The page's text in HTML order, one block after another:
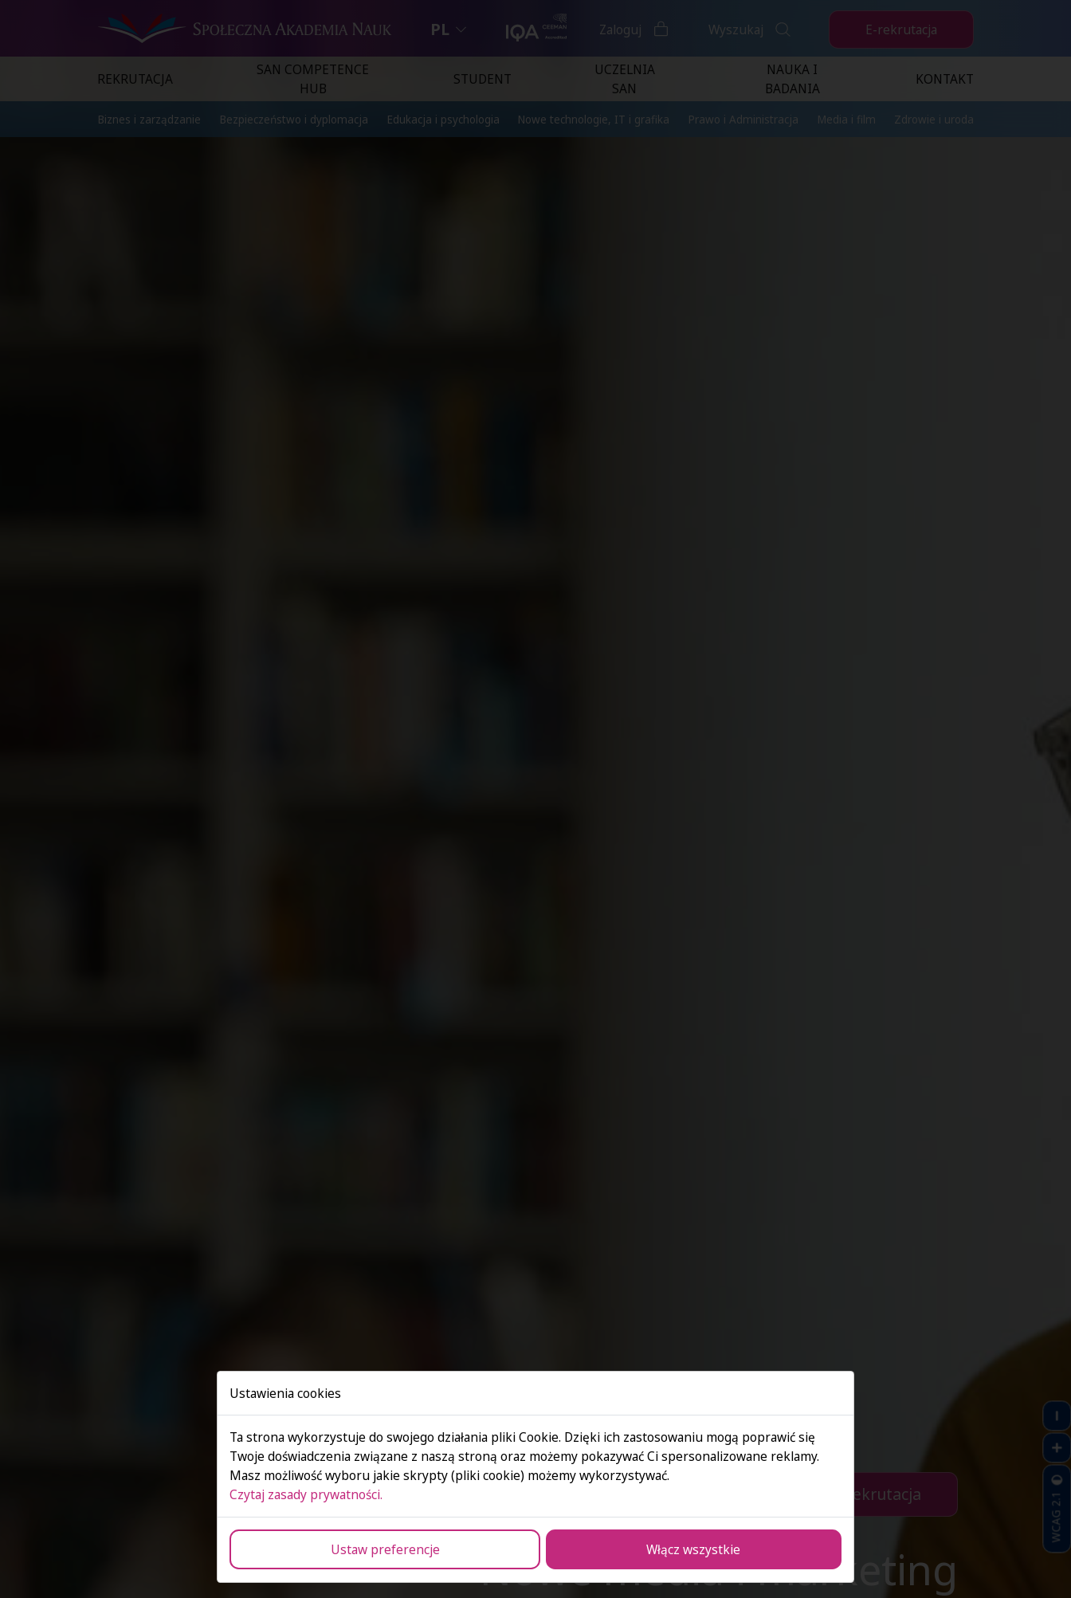
PL Zaloguj Wyszukaj E-rekrutacja
REKRUTACJA
SAN COMPETENCE
HUB
STUDENT
UCZELNIA
SAN
NAUKA I
BADANIA
KONTAKT
Biznes i zarządzanie Bezpieczeństwo i dyplomacja Edukacja i psychologia Nowe technologie, IT i grafika Prawo i Administracja Media i film Zdrowie i uroda
Zapisz się > E-rekrutacja
Nowe media i marketing
WCAG 2.1
Ustawienia cookies
Ta strona wykorzystuje do swojego działania pliki Cookie. Dzięki ich zastosowaniu mogą poprawić się
Twoje doświadczenia związane z naszą stroną oraz możemy pokazywać Ci spersonalizowane reklamy.
Masz możliwość wyboru jakie skrypty (pliki cookie) możemy wykorzystywać.
Czytaj zasady prywatności.
Ustaw preferencje Włącz wszystkie